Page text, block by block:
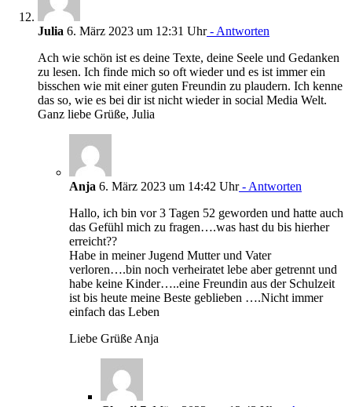
Julia 6. März 2023 um 12:31 Uhr- Antworten
Ach wie schön ist es deine Texte, deine Seele und Gedanken
zu lesen. Ich finde mich so oft wieder und es ist immer ein
bisschen wie mit einer guten Freundin zu plaudern. Ich kenne
das so, wie es bei dir ist nicht wieder in social Media Welt.
Ganz liebe Grüße, Julia
Anja 6. März 2023 um 14:42 Uhr- Antworten
Hallo, ich bin vor 3 Tagen 52 geworden und hatte auch
das Gefühl mich zu fragen….was hast du bis hierher
erreicht??
Habe in meiner Jugend Mutter und Vater
verloren….bin noch verheiratet lebe aber getrennt und
habe keine Kinder…..eine Freundin aus der Schulzeit
ist bis heute meine Beste geblieben ….Nicht immer
einfach das Leben
Liebe Grüße Anja